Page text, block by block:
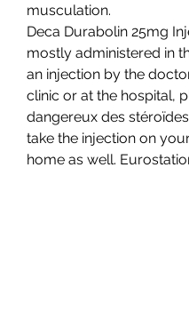
musculation.
Deca Durabolin 25mg
mostly administered in
an injection by the
clinic or at the hospital,
dangereux des
take the injection on
home as well.